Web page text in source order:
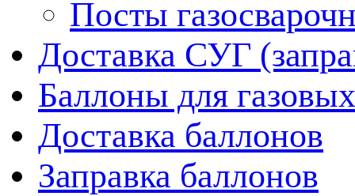
Посты
Доставка СУГ
Баллоны для
Доставка баллонов
Заправка баллонов